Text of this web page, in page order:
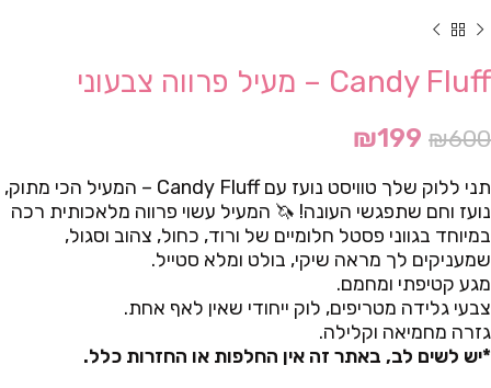
Candy Fluff – מעיל פרווה צבעוני
₪600
₪199
תני ללוק שלך טוויסט נועז עם Candy Fluff – המעיל הכי מתוק,
נועז וחם שתפגשי העונה! 🦄 המעיל עשוי פרווה מלאכותית רכה
במיוחד בגווני פסטל חלומיים של ורוד, כחול, צהוב וסגול,
שמעניקים לך מראה שיקי, בולט ומלא סטייל.
מגע קטיפתי ומחמם.
צבעי גלידה מטריפים, לוק ייחודי שאין לאף אחת.
גזרה מחמיאה וקלילה.
*יש לשים לב, באתר זה אין החלפות או החזרות כלל.